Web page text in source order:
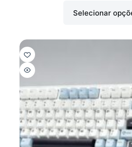
Selecionar